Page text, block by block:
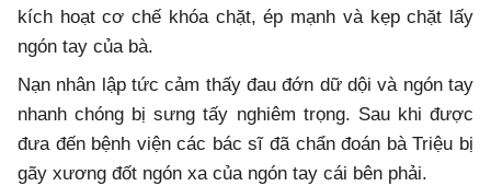
kích hoạt cơ chế khóa chặt, ép mạnh và kẹp chặt lấy
ngón tay của bà.
Nạn nhân lập tức cảm thấy đau đớn dữ dội và ngón tay
nhanh chóng bị sưng tấy nghiêm trọng. Sau khi được
đưa đến bệnh viện các bác sĩ đã chẩn đoán bà Triệu bị
gãy xương đốt ngón xa của ngón tay cái bên phải.